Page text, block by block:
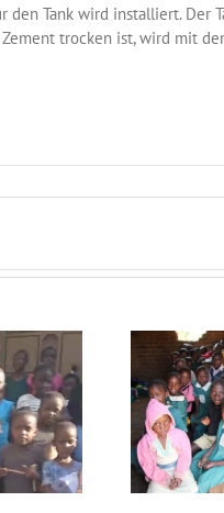
Tank wird installiert. Der
trocken ist, wird mit
december
2025